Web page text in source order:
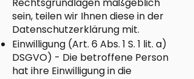
sein, teilen wir Ihnen diese in der
Datenschutzerklärung mit.
Einwilligung (Art. 6 Abs. 1 S. 1 lit. a)
DSGVO) - Die betroffene Person
hat ihre Einwilligung in die